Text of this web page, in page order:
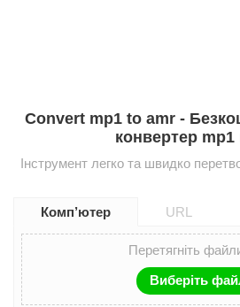
Convert mp1 to amr -
конвертер mp1
Інструмент легко та швидко
Комп’ютер URL
Перетягніть
Виберіть